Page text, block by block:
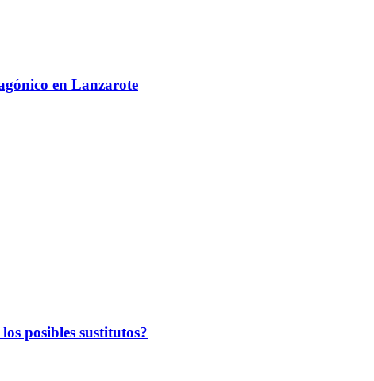
en Lanzarote
posibles sustitutos?